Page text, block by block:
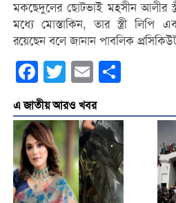
মকছেদুলের ছোটভাই মহসীন আলীর
মধ্যে মোস্তাকিন, তার স্ত্রী লিপি
রয়েছেন বলে জানান পাবলিক
Facebook
Twitter Email
এ জাতীয় আরও খবর